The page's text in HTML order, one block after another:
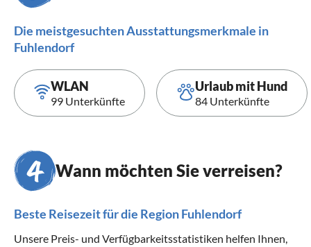
Die meistgesuchten Ausstattungsmerkmale in
Fuhlendorf
WLAN
99 Unterkünfte
Urlaub mit Hund
84 Unterkünfte
Wann möchten Sie verreisen?
Beste Reisezeit für die Region Fuhlendorf
Unsere Preis- und Verfügbarkeitsstatistiken helfen Ihnen,